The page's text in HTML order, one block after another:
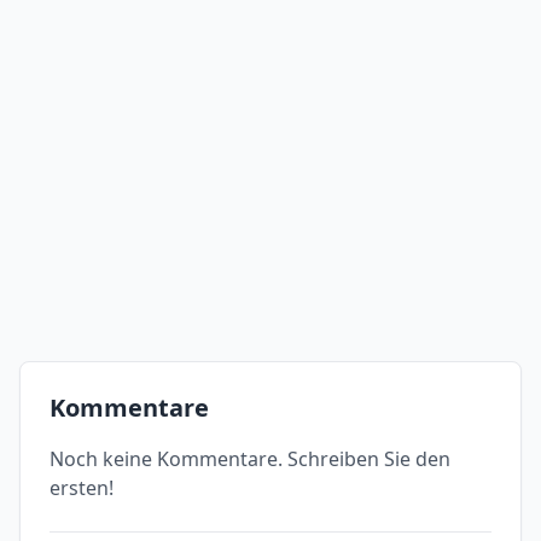
Kommentare
Noch keine Kommentare. Schreiben Sie den
ersten!